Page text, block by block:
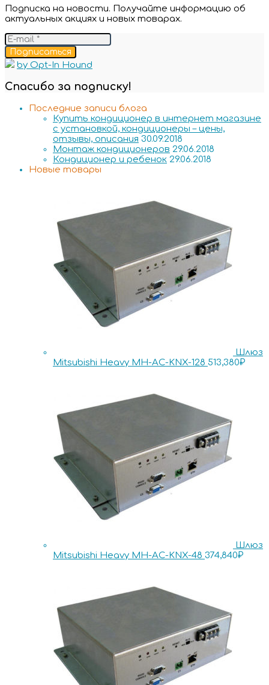
Подписка на новости. Получайте информацию об
актуальных акциях и новых товарах.
Подписаться
by Opt-In Hound
Спасибо за подписку!
Последние записи блога
Купить кондиционер в интернет магазине
с установкой, кондиционеры – цены,
отзывы, описания 30.09.2018
Монтаж кондиционеров 29.06.2018
Кондиционер и ребенок 29.06.2018
Новые товары
Шлюз
Mitsubishi Heavy MH-AC-KNX-128 513,380₽
Шлюз
Mitsubishi Heavy MH-AC-KNX-48 374,840₽